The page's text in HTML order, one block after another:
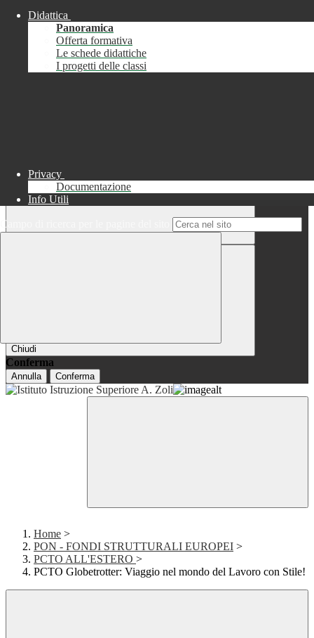
Chiudi
Informazione
Chiudi
Conferma
Annulla Conferma
Didattica
Panoramica
Offerta formativa
Le schede didattiche
I progetti delle classi
Privacy
Documentazione
Info Utili
Campo di ricerca per le pagine del sito
Home >
PON - FONDI STRUTTURALI EUROPEI >
PCTO ALL'ESTERO >
PCTO Globetrotter: Viaggio nel mondo del Lavoro con Stile!